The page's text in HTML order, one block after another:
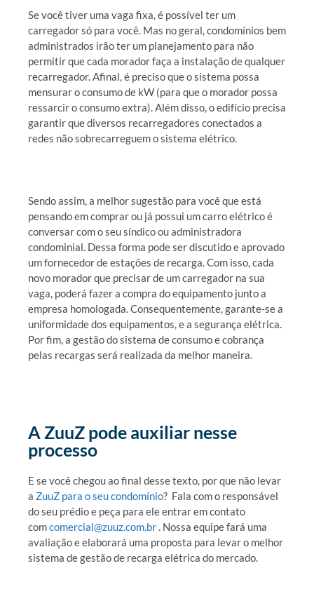
Se você tiver uma vaga fixa, é possível ter um
carregador só para você. Mas no geral, condomínios bem
administrados irão ter um planejamento para não
permitir que cada morador faça a instalação de qualquer
recarregador. Afinal, é preciso que o sistema possa
mensurar o consumo de kW (para que o morador possa
ressarcir o consumo extra). Além disso, o edifício precisa
garantir que diversos recarregadores conectados a
redes não sobrecarreguem o sistema elétrico.
Sendo assim, a melhor sugestão para você que está
pensando em comprar ou já possui um carro elétrico é
conversar com o seu síndico ou administradora
condominial. Dessa forma pode ser discutido e aprovado
um fornecedor de estações de recarga. Com isso, cada
novo morador que precisar de um carregador na sua
vaga, poderá fazer a compra do equipamento junto a
empresa homologada. Consequentemente, garante-se a
uniformidade dos equipamentos, e a segurança elétrica.
Por fim, a gestão do sistema de consumo e cobrança
pelas recargas será realizada da melhor maneira.
A ZuuZ pode auxiliar nesse
processo
E se você chegou ao final desse texto, por que não levar
a ZuuZ para o seu condomínio? Fala com o responsável
do seu prédio e peça para ele entrar em contato
comcomercial@zuuz.com.br. Nossa equipe fará uma
avaliação e elaborará uma proposta para levar o melhor
sistema de gestão de recarga elétrica do mercado.